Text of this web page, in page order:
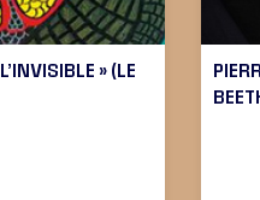
» (LE